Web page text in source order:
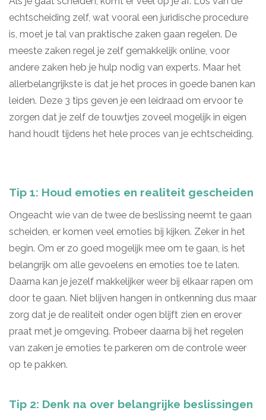
echtscheiding zelf, wat vooral een juridische procedure
is, moet je tal van praktische zaken gaan regelen. De
meeste zaken regel je zelf gemakkelijk online, voor
andere zaken heb je hulp nodig van experts. Maar het
allerbelangrijkste is dat je het proces in goede banen kan
leiden. Deze 3 tips geven je een leidraad om ervoor te
zorgen dat je zelf de touwtjes zoveel mogelijk in eigen
hand houdt tijdens het hele proces van je echtscheiding.
Tip 1: Houd emoties en realiteit gescheiden
Ongeacht wie van de twee de beslissing neemt te gaan
scheiden, er komen veel emoties bij kijken. Zeker in het
begin. Om er zo goed mogelijk mee om te gaan, is het
belangrijk om alle gevoelens en emoties toe te laten.
Daarna kan je jezelf makkelijker weer bij elkaar rapen om
door te gaan. Niet blijven hangen in ontkenning dus maar
zorg dat je de realiteit onder ogen blijft zien en erover
praat met je omgeving. Probeer daarna bij het regelen
van zaken je emoties te parkeren om de controle weer
op te pakken.
Tip 2: Denk na over belangrijke beslissingen